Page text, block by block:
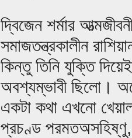
দ্বিজেন শর্মার
সমাজতন্ত্রকালীন
কিন্তু তিনি যুক্তি
অবশ্যম্ভাবী ছিলো।
একটা কথা এখনো
প্রচণ্ড পরমতঅসহিষ্ণু,